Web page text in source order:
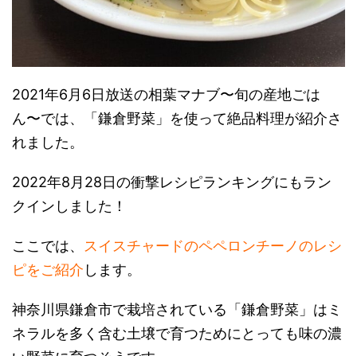
2021年6月6日放送の相葉マナブ〜旬の産地ごは
ん〜では、「鎌倉野菜」を使って絶品料理が紹介さ
れました。
2022年8月28日の衝撃レシピランキングにもラン
クインしました！
ここでは、
スイスチャードのペペロンチーノのレシ
ピをご紹介 します。
神奈川県鎌倉市で栽培されている「鎌倉野菜」はミ
ネラルを多く含む土壌で育つためにとっても味の濃